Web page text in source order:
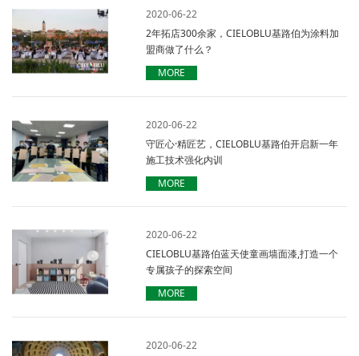
2020-06-22
2年拓店300余家，CIELOBLU基路伯为涂料加
盟商做了什么？
MORE
2020-06-22
守匠心·精匠艺，CIELOBLU基路伯开启新一年
施工技术强化内训
MORE
2020-06-22
CIELOBLU基路伯蓝天使童画墙面漆,打造一个
专属孩子的探索空间
MORE
2020-06-22